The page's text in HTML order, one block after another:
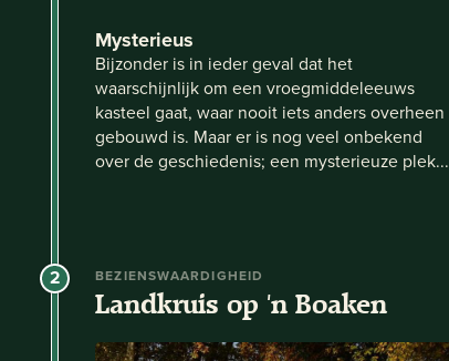
Mysterieus
Bijzonder is in ieder geval dat het
waarschijnlijk om een vroegmiddeleeuws
kasteel gaat, waar nooit iets anders overheen
gebouwd is. Maar er is nog veel onbekend
over de geschiedenis; een mysterieuze plek...
2 BEZIENSWAARDIGHEID
Landkruis op 'n Boaken